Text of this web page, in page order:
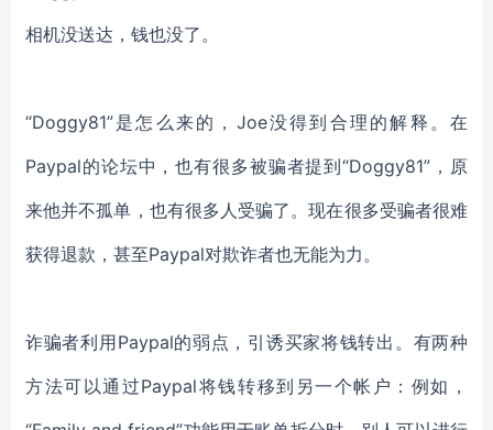
相机没送达，钱也没了。
“Doggy81”是怎么来的，Joe没得到合理的解释。在
Paypal的论坛中，也有很多被骗者提到“Doggy81”，原
来他并不孤单，也有很多人受骗了。现在很多受骗者很难
获得退款，甚至Paypal对欺诈者也无能为力。
诈骗者利用Paypal的弱点，引诱买家将钱转出。有两种
方法可以通过Paypal将钱转移到另一个帐户：例如，